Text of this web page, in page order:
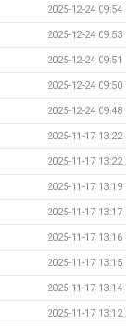
2025-12-24 09:54
2025-12-24 09:53
2025-12-24 09:51
2025-12-24 09:50
2025-12-24 09:48
2025-11-17 13:22
2025-11-17 13:22
2025-11-17 13:19
2025-11-17 13:17
2025-11-17 13:16
2025-11-17 13:15
2025-11-17 13:14
2025-11-17 13:12